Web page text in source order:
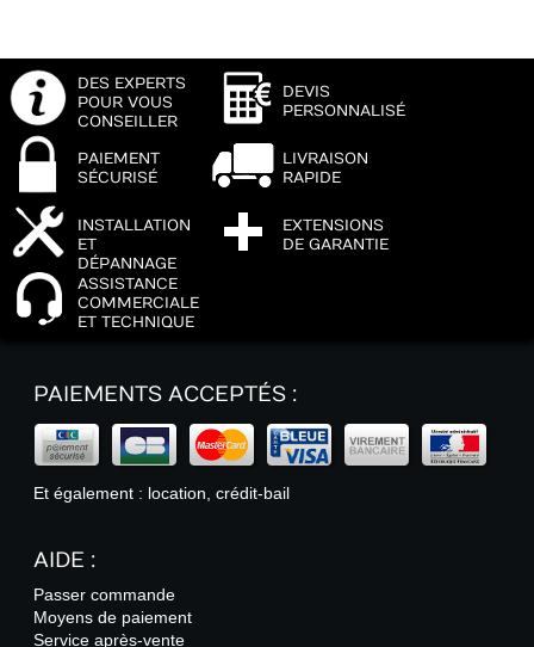
DES EXPERTS
POUR VOUS
CONSEILLER
DEVIS
PERSONNALISÉ
PAIEMENT
SÉCURISÉ
LIVRAISON
RAPIDE
INSTALLATION
ET
DÉPANNAGE
EXTENSIONS
DE GARANTIE
ASSISTANCE
COMMERCIALE
ET TECHNIQUE
PAIEMENTS ACCEPTÉS :
Et également : location, crédit-bail
AIDE :
Passer commande
Moyens de paiement
Service après-vente